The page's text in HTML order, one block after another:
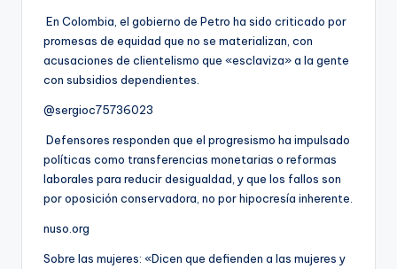
En Colombia, el gobierno de Petro ha sido criticado por
promesas de equidad que no se materializan, con
acusaciones de clientelismo que «esclaviza» a la gente
con subsidios dependientes.
@sergioc75736023
Defensores responden que el progresismo ha impulsado
políticas como transferencias monetarias o reformas
laborales para reducir desigualdad, y que los fallos son
por oposición conservadora, no por hipocresía inherente.
nuso.org
Sobre las mujeres: «Dicen que defienden a las mujeres y